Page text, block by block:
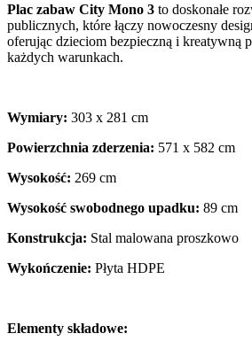
Plac zabaw City Mono 3 to doskonałe
publicznych, które łączy nowoczesny
oferując dzieciom bezpieczną i kreatywną
każdych warunkach.
Wymiary: 303 x 281 cm
Powierzchnia zderzenia: 571 x 582 cm
Wysokość: 269 cm
Wysokość swobodnego upadku: 89 cm
Konstrukcja: Stal malowana proszkowo
Wykończenie: Płyta HDPE
Elementy składowe: